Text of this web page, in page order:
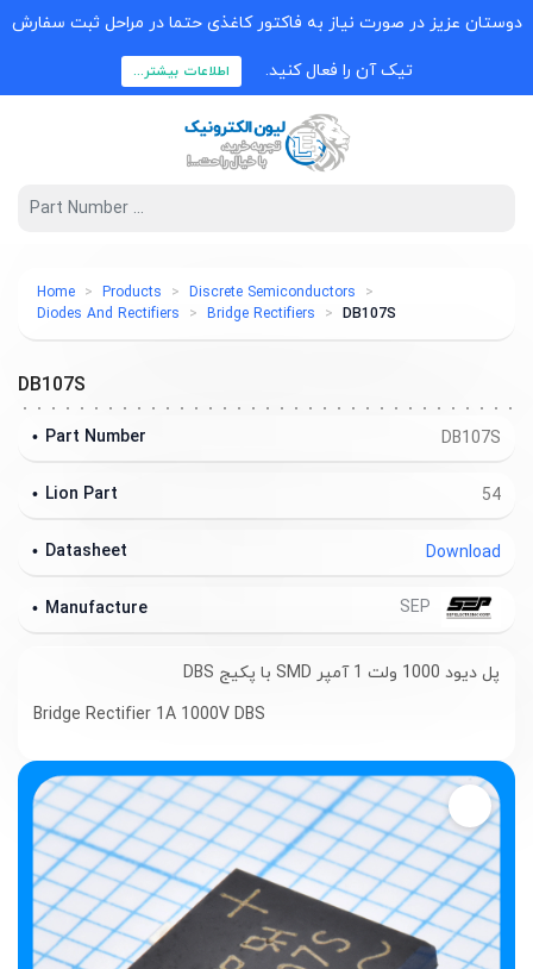
دوستان عزیز در صورت نیاز به فاکتور کاغذی حتما در مراحل ثبت سفارش
تیک آن را فعال کنید. اطلاعات بیشتر...
Home Products
Discrete Semiconductors
Diodes And Rectifiers
Bridge Rectifiers DB107S
DB107S
DB107S
Part Number
54
Lion Part
Download
Datasheet
Manufacture
پل دیود 1000 ولت 1 آمپر SMD با پکیج DBS
Bridge Rectifier 1A 1000V DBS